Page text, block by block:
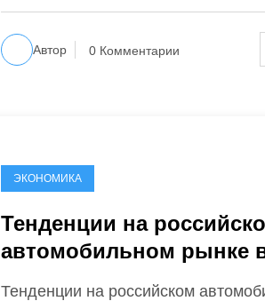
Автор 0 Комментарии
ЭКОНОМИКА
Тенденции на
автомобильном рынке в
Тенденции на российском